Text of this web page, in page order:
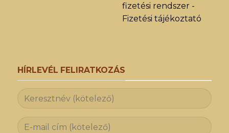
fizetési rendszer -
Fizetési tájékoztató
HÍRLEVÉL FELIRATKOZÁS